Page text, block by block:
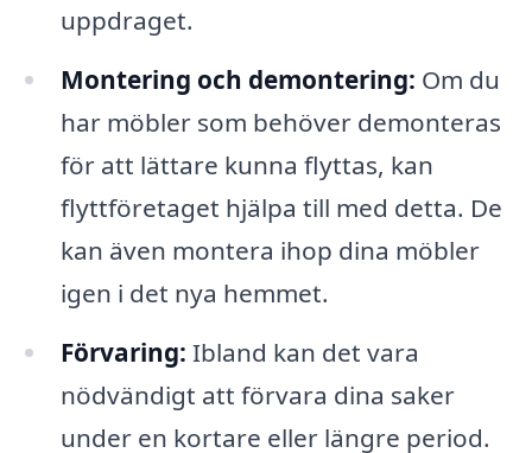
uppdraget.
Montering och demontering: Om du
har möbler som behöver demonteras
för att lättare kunna flyttas, kan
flyttföretaget hjälpa till med detta. De
kan även montera ihop dina möbler
igen i det nya hemmet.
Förvaring: Ibland kan det vara
nödvändigt att förvara dina saker
under en kortare eller längre period.